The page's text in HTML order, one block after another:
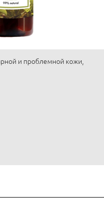
и проблемной кожи,